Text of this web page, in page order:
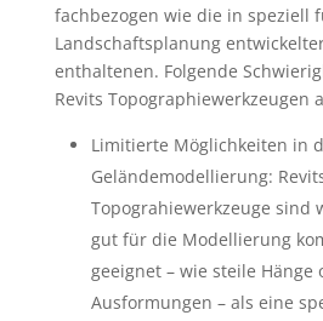
fachbezogen wie die in speziell
Landschaftsplanung
enthaltenen. Folgende
Revits Topographiewerkzeugen
Limitierte Möglichkeiten in
Geländemodellierung:
Topograhiewerkzeuge sind
gut für die Modellierung
geeignet – wie steile
Ausformungen – als eine